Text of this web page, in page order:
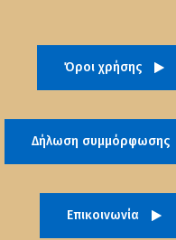
Όροι χρήσης
Δήλωση συμμόρφωσης
Επικοινωνία